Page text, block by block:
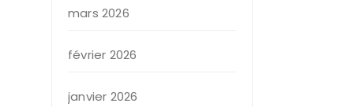
mars 2026
février 2026
janvier 2026